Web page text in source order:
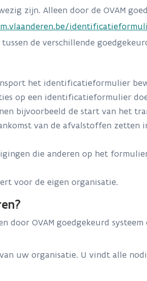
zijn. Alleen door de OVAM
de verschillende
het identificatieformulier
op een identificatieformulier
bijvoorbeeld de start van het
van de afvalstoffen zetten
die anderen op het
voor de eigen organisatie.
OVAM goedgekeurd
uw organisatie. U vindt alle